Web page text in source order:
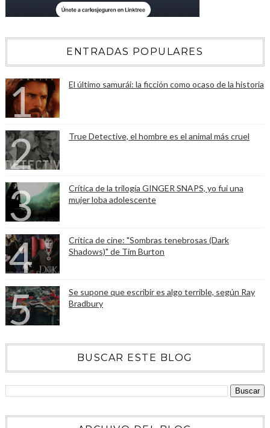
ENTRADAS POPULARES
El último samurái: la ficción como ocaso de la historia
True Detective, el hombre es el animal más cruel
Crítica de la trilogía GINGER SNAPS, yo fui una
mujer loba adolescente
Crítica de cine: "Sombras tenebrosas (Dark
Shadows)" de Tim Burton
Se supone que escribir es algo terrible, según Ray
Bradbury
BUSCAR ESTE BLOG